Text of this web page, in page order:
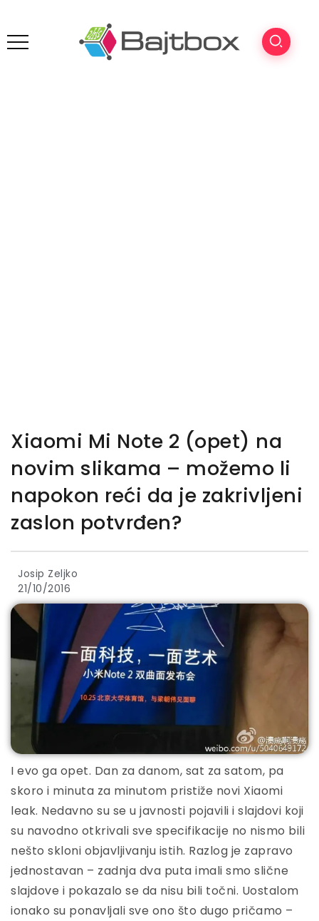
Xiaomi Mi Note 2 (opet) na
novim slikama – možemo li
napokon reći da je zakrivljeni
zaslon potvrđen?
Josip Zeljko
21/10/2016
I evo ga opet. Dan za danom, sat za satom, pa
skoro i minuta za minutom pristiže novi Xiaomi
leak. Nedavno su se u javnosti pojavili i slajdovi koji
su navodno otkrivali sve specifikacije no nismo bili
nešto skloni objavljivanju istih. Razlog je zapravo
jednostavan – zadnja dva puta imali smo slične
slajdove i pokazalo se da nisu bili točni. Uostalom
ionako su ponavljali sve ono što dugo pričamo –